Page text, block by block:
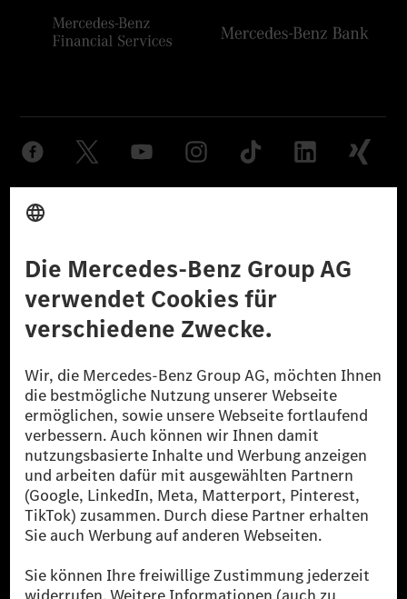
© 2026 Mercedes-Benz Group AG. Alle Rechte vorbehalten.
reduzierte CO₂-Emissionen bei der Mercedes-Benz Group durch
zertifizierte Ausgleichsprojekte kompensiert werden.
[2] Renewable Charging ist ein integraler Bestandteil von MB.CHARGE
Public in Europa, den USA, Kanada und China. Sofern an der jeweiligen
Ladestation noch kein Strom aus erneuerbaren Energien vorliegt,
verwendet Renewable Charging Grünstromzertifikate*. Diese stellen
sicher, dass für Ladevorgänge über MB.CHARGE Public eine äquivalente
Strommenge aus erneuerbaren Energien ins Stromnetz eingespeist wird.
Sie stammen ausschließlich aus Wind- und Solarkraftanlagen, die jünger
als sechs Jahre sind.
* Inkl. EKOenergy Ökolabel
* Die angegebenen Werte wurden nach dem vorgeschriebenen
Messverfahren WLTP (Worldwide harmonised Light vehicles Test